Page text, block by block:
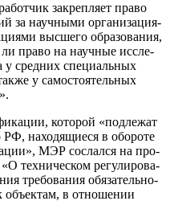
закреп­ля­ет пра­во
за науч­ны­ми орга­ни­за­ци­я­
выс­ше­го обра­зо­ва­ния,
пра­во на науч­ные иссле­
у сред­них спе­ци­аль­ных
у само­сто­я­тель­ных
кото­рой «под­ле­жат
нахо­дя­щи­е­ся в обо­ро­те
МЭР сослал­ся на про­
тех­ни­че­ском регу­ли­ро­ва­
тре­бо­ва­ния обя­за­тель­но­
объ­ек­там, в отно­ше­нии